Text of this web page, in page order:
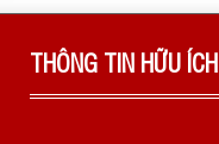
THÔNG TIN HỮU ÍCH